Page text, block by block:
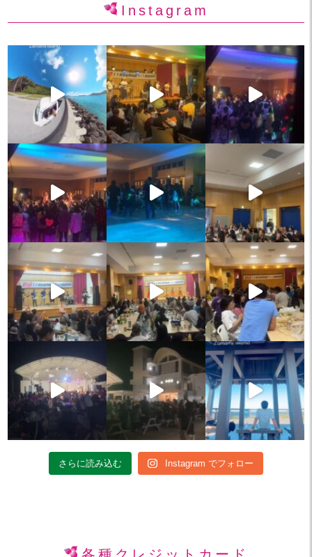
Instagram
さらに読み込む Instagram でフォロー